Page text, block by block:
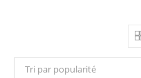
Tri par popularité